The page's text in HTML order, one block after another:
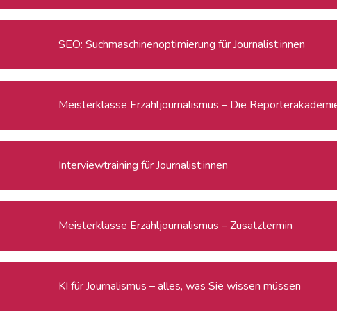
SEO: Suchmaschinenoptimierung für Journalist:innen
Meisterklasse Erzähljournalismus – Die
Interviewtraining für Journalist:innen
Meisterklasse Erzähljournalismus – Zusatztermin
KI für Journalismus – alles, was Sie wissen müssen